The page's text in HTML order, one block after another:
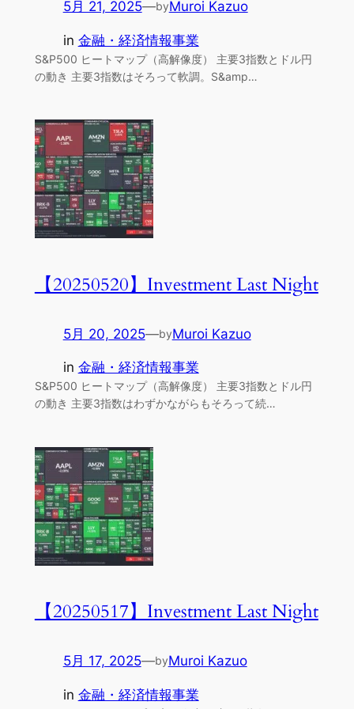
5月 21, 2025—byMuroi Kazuo
in 金融・経済情報事業
S&P500 ヒートマップ（高解像度） 主要3指数とドル円
の動き 主要3指数はそろって軟調。S&amp…
【20250520】Investment Last Night
5月 20, 2025—byMuroi Kazuo
in 金融・経済情報事業
S&P500 ヒートマップ（高解像度） 主要3指数とドル円
の動き 主要3指数はわずかながらもそろって続…
【20250517】Investment Last Night
5月 17, 2025—byMuroi Kazuo
in 金融・経済情報事業